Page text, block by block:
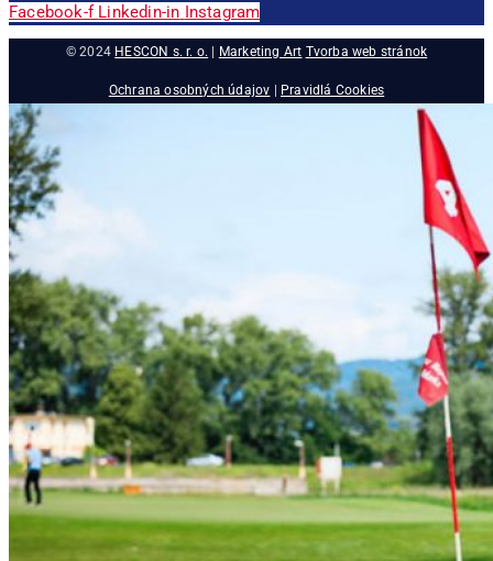
Facebook-f Linkedin-in Instagram
© 2024 HESCON s. r. o. | Marketing Art Tvorba web stránok
Ochrana osobných údajov Pravidlá Cookies